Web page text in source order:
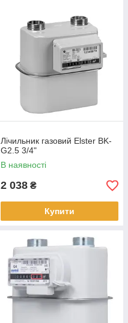
Лічильник газовий Elster BK-
G2.5 3/4"
В наявності
2 038 ₴
Купити